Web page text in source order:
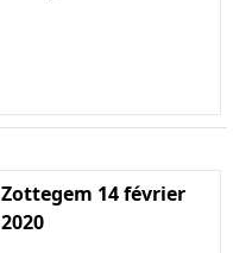
Zottegem 14 février
2020